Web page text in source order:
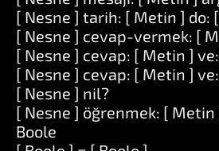
[ Nesne ] tarih: [ Metin ] do:
[ Nesne ] cevap-vermek: [
[ Nesne ] cevap: [ Metin ]
[ Nesne ] cevap: [ Metin ]
[ Nesne ] nil?
[ Nesne ] öğrenmek: [ Metin
Boole